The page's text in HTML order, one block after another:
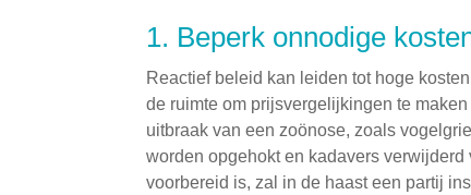
1. Beperk onnodige
Reactief beleid kan leiden tot hoge
de ruimte om prijsvergelijkingen te
uitbraak van een zoönose, zoals
worden opgehokt en kadavers
voorbereid is, zal in de haast een partij